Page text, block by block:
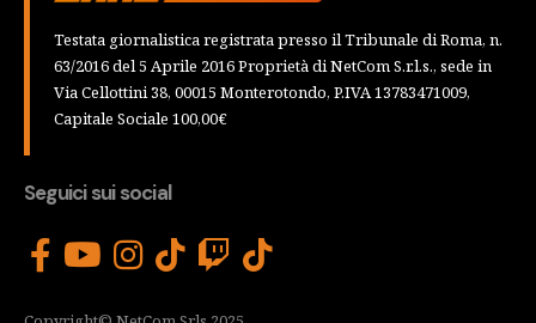
Testata giornalistica registrata presso il Tribunale di Roma, n.
63/2016 del 5 Aprile 2016 Proprietà di NetCom S.r.l.s., sede in
Via Cellottini 38, 00015 Monterotondo, P.IVA 13783471009,
Capitale Sociale 100,00€
Seguici sui social